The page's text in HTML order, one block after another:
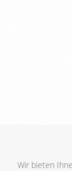
Wir bieten